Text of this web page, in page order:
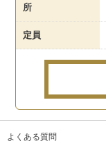
所
定員
よくある質問